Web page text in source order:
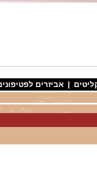
| אביזרים